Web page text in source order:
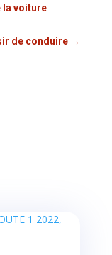
la voiture
de conduire →